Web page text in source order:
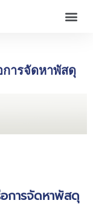
ารจัดหาพัสดุ
การจัดหาพัสดุ